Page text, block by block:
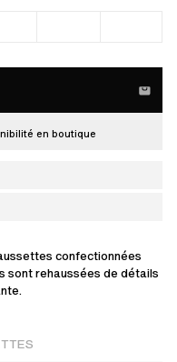
en boutique
confectionnées
sont rehaussées de détails